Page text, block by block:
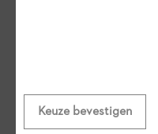
Waar kan ik
mijn STIHL
Hoe slijp ik
Keuze bevestigen